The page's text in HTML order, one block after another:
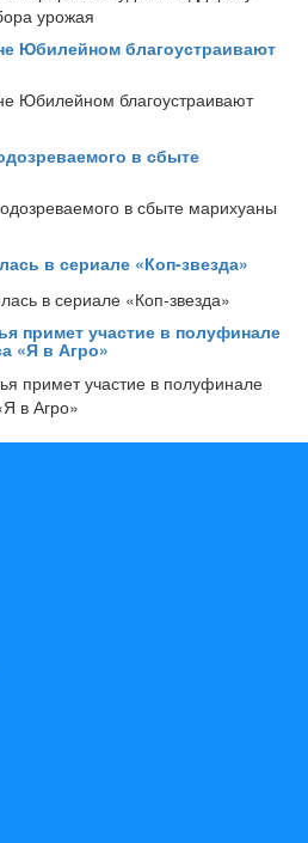
Юбилейном благоустраивают
в сбыте
в сериале «Коп-звезда»
примет участие в полуфинале
«Я в Агро»